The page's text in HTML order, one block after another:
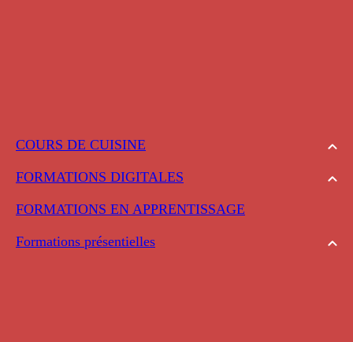
COURS DE CUISINE
FORMATIONS DIGITALES
FORMATIONS EN APPRENTISSAGE
Formations présentielles